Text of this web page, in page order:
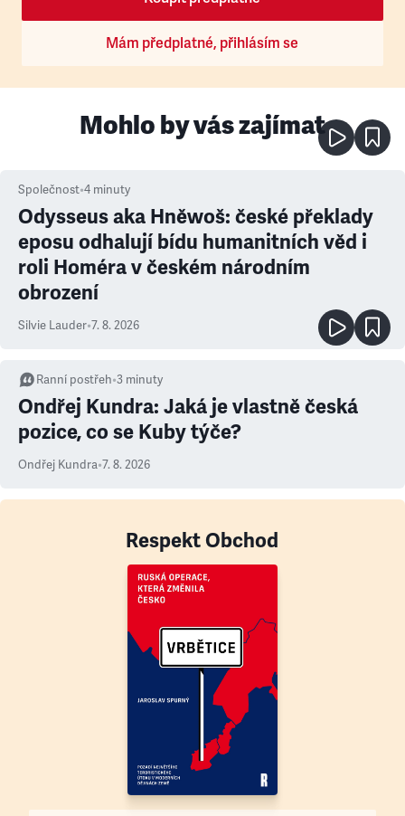
Mám předplatné, přihlásím se
Mohlo by vás zajímat
Společnost•4 minuty
Odysseus aka Hněwoš: české překlady
eposu odhalují bídu humanitních věd i
roli Homéra v českém národním
obrození
Silvie Lauder•7. 8. 2026
Ranní postřeh•3 minuty
Ondřej Kundra: Jaká je vlastně česká
pozice, co se Kuby týče?
Ondřej Kundra•7. 8. 2026
Respekt Obchod